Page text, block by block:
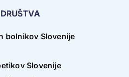
DRUŠTVA
bolnikov Slovenije
Slovenije